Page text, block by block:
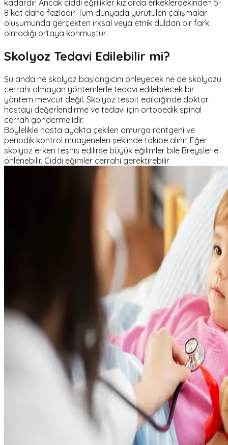
kadardır. Ancak ciddi eğrilikler kızlarda erkeklerdekinden 5-
8 kat daha fazladır. Tüm dünyada yürütülen çalışmalar
oluşumunda gerçekten ırksal veya etnik duldan bir fark
olmadığı ortaya konmuştur.
Skolyoz Tedavi Edilebilir mi?
Şu anda ne skolyoz başlangıcını önleyecek ne de skolyozu
cerrahi olmayan yöntemlerle tedavi edilebilecek bir
yöntem mevcut değil. Skolyoz tespit edildiğinde doktor
hastayı değerlendirme ve tedavi için ortopedik spinal
cerrah göndermelidir.
Böylelikle hasta ayakta çekilen omurga röntgeni ve
periodik kontrol muayeneleri şeklinde takibe alınır. Eğer
skolyoz erken teşhis edilirse büyük eğilimler bile Breyslerle
önlenebilir. Ciddi eğimler cerrahi gerektirebilir.